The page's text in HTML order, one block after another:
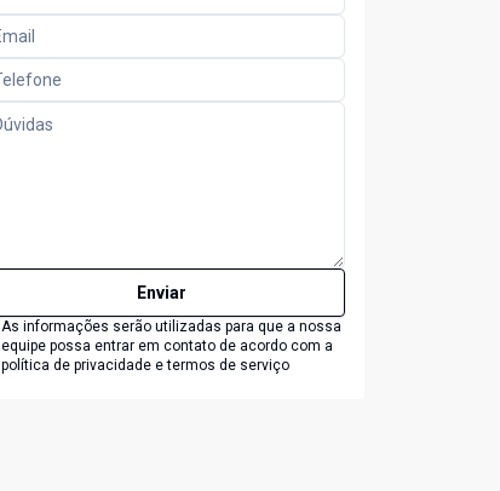
Enviar
As informações serão utilizadas para que a nossa
equipe possa entrar em contato de acordo com a
política de privacidade e termos de serviço